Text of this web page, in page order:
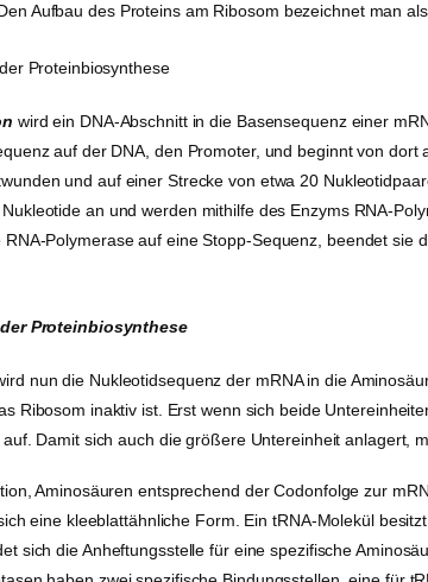
Aufbau des Proteins am Ribosom bezeichnet man
Proteinbiosynthese
wird ein DNA-Abschnitt in die Basensequenz einer
auf der DNA, den Promoter, und beginnt von
und auf einer Strecke von etwa 20
an und werden mithilfe des Enzyms RNA-
Polymerase auf eine Stopp-Sequenz, beendet
Proteinbiosynthese
nun die Nukleotidsequenz der mRNA in die
Ribosom inaktiv ist. Erst wenn sich beide
Damit sich auch die größere Untereinheit anlagert,
Aminosäuren entsprechend der Codonfolge zur
eine kleeblattähnliche Form. Ein tRNA-Molekül
sich die Anheftungsstelle für eine spezifische